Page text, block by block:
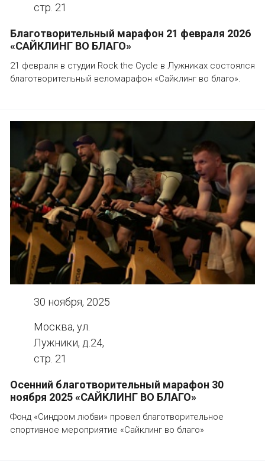
стр. 21
Благотворительный марафон 21 февраля 2026
«САЙКЛИНГ ВО БЛАГО»
21 февраля в студии Rock the Cycle в Лужниках состоялся
благотворительный веломарафон «Сайклинг во благо».
30 ноября, 2025
Москва, ул.
Лужники, д.24,
стр. 21
Осенний благотворительный марафон 30
ноября 2025 «САЙКЛИНГ ВО БЛАГО»
Фонд «Синдром любви» провел благотворительное
спортивное мероприятие «Сайклинг во благо»